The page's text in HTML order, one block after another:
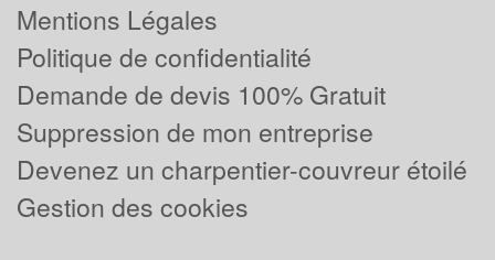
Mentions Légales
Politique de confidentialité
Demande de devis 100% Gratuit
Suppression de mon entreprise
Devenez un charpentier-couvreur étoilé
Gestion des cookies